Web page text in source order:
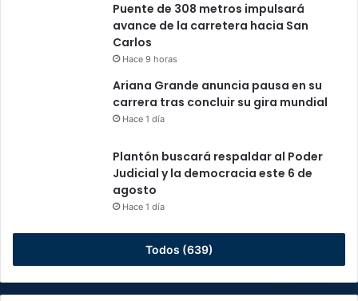
Puente de 308 metros impulsará
avance de la carretera hacia San
Carlos
Hace 9 horas
Ariana Grande anuncia pausa en su
carrera tras concluir su gira mundial
Hace 1 día
Plantón buscará respaldar al Poder
Judicial y la democracia este 6 de
agosto
Hace 1 día
Todos (639)